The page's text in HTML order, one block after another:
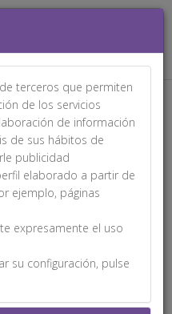
terceros que permiten
de los servicios
de información
de sus hábitos de
publicidad
elaborado a partir de
ejemplo, páginas
expresamente el uso
su configuración, pulse
por:
que la fecha límite
personal será el 9 de marzo
el plazo, el sistema de